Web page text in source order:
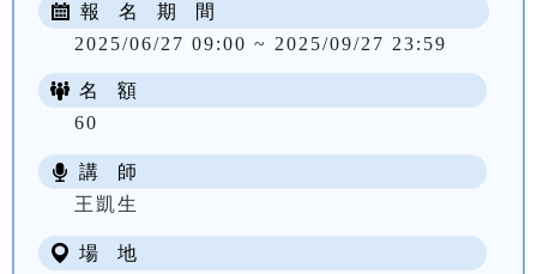
報 名 期 間
2025/06/27 09:00 ~ 2025/09/27 23:59
名 額
60
講 師
王凱生
場 地